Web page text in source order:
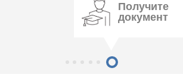
Получите
документ